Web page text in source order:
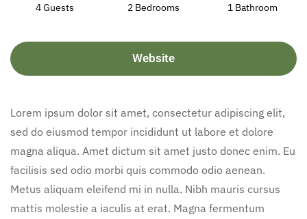
4 Guests 2 Bedrooms 1 Bathroom
Website
Lorem ipsum dolor sit amet, consectetur adipiscing elit,
sed do eiusmod tempor incididunt ut labore et dolore
magna aliqua. Amet dictum sit amet justo donec enim. Eu
facilisis sed odio morbi quis commodo odio aenean.
Metus aliquam eleifend mi in nulla. Nibh mauris cursus
mattis molestie a iaculis at erat. Magna fermentum